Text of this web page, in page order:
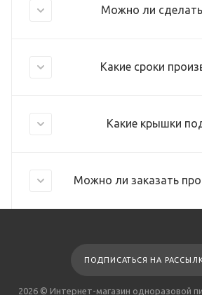
Можно ли
Какие сроки
Какие крышки
Можно ли заказать
ПОДПИСАТЬСЯ НА
2026 © Интернет-магазин одноразовой